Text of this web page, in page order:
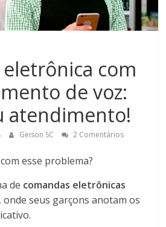
com
de voz:
atendimento!
Geison SC 2 Comentários
esse problema?
de comandas eletrônicas
, onde seus garçons anotam os